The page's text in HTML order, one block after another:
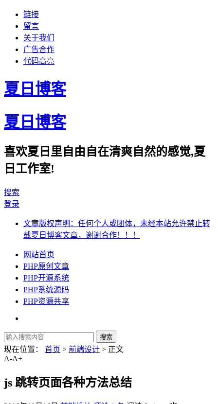
链接
留言
关于我们
广告合作
代码高亮
夏日博客
夏日博客
喜欢夏日里自由自在清爽自然的感觉,夏
日工作室!
搜索
登录
文章版权声明：任何个人或团体，未经本站允许禁止转
载夏日博客文章，谢谢合作！！！
网站首页
PHP原创文章
PHP开源系统
PHP系统源码
PHP资源共享
现在位置： 首页 > 前端设计 > 正文
A-A+
js 跳转页面各种方法总结